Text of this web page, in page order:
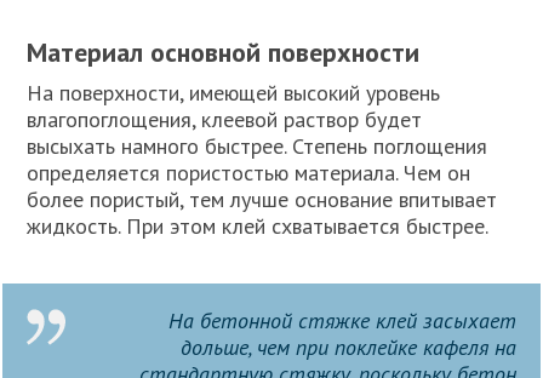
Материал основной поверхности
На поверхности, имеющей высокий уровень
влагопоглощения, клеевой раствор будет
высыхать намного быстрее. Степень поглощения
определяется пористостью материала. Чем он
более пористый, тем лучше основание впитывает
жидкость. При этом клей схватывается быстрее.
На бетонной стяжке клей засыхает
дольше, чем при поклейке кафеля на